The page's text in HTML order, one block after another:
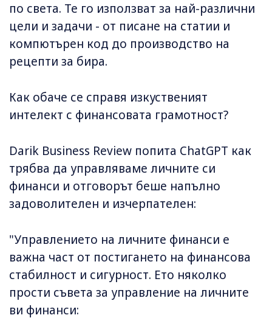
по света. Те го използват за най-различни
цели и задачи - от писане на статии и
компютърен код до производство на
рецепти за бира.
Как обаче се справя изкуственият
интелект с финансовата грамотност?
Darik Business Review попита ChatGPT как
трябва да управляваме личните си
финанси и отговорът беше напълно
задоволителен и изчерпателен:
"Управлението на личните финанси е
важна част от постигането на финансова
стабилност и сигурност. Ето няколко
прости съвета за управление на личните
ви финанси: